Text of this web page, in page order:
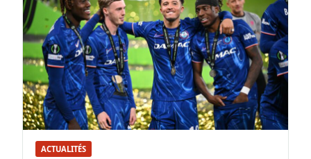
ACTUALITÉS